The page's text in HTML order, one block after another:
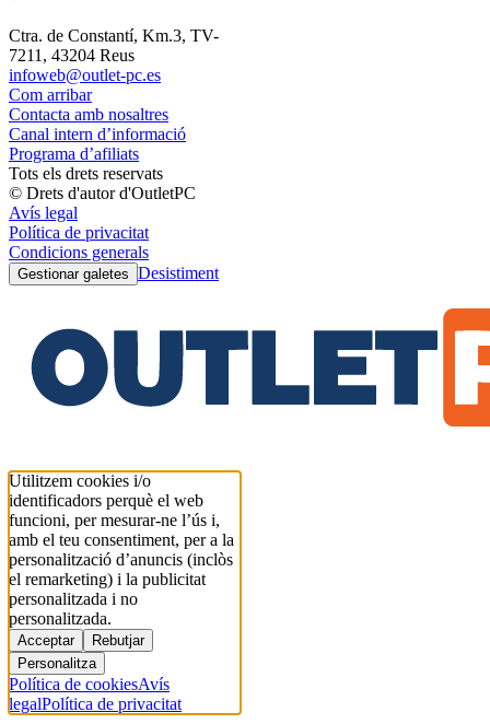
Ctra. de Constantí, Km.3, TV-
7211, 43204 Reus
infoweb@outlet-pc.es
Com arribar
Contacta amb nosaltres
Canal intern d’informació
Programa d’afiliats
Tots els drets reservats
© Drets d'autor d'OutletPC
Avís legal
Política de privacitat
Condicions generals
Gestionar galetes Desistiment
Utilitzem cookies i/o
identificadors perquè el web
funcioni, per mesurar-ne l’ús i,
amb el teu consentiment, per a la
personalització d’anuncis (inclòs
el remarketing) i la publicitat
personalitzada i no
personalitzada.
Acceptar
Rebutjar
Personalitza
Política de cookiesAvís
legalPolítica de privacitat